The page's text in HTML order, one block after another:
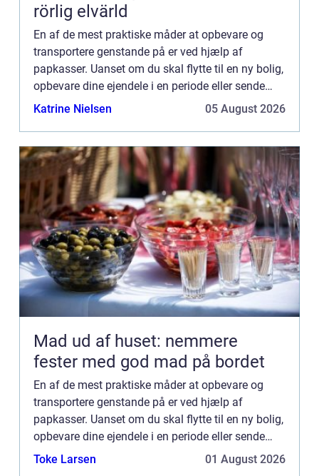
rörlig elvärld
En af de mest praktiske måder at opbevare og
transportere genstande på er ved hjælp af
papkasser. Uanset om du skal flytte til en ny bolig,
opbevare dine ejendele i en periode eller sende
varer til dine kunder, er papkasser den idee...
Katrine Nielsen 05 August 2026
Mad ud af huset: nemmere
fester med god mad på bordet
En af de mest praktiske måder at opbevare og
transportere genstande på er ved hjælp af
papkasser. Uanset om du skal flytte til en ny bolig,
opbevare dine ejendele i en periode eller sende
varer til dine kunder, er papkasser den idee...
Toke Larsen 01 August 2026